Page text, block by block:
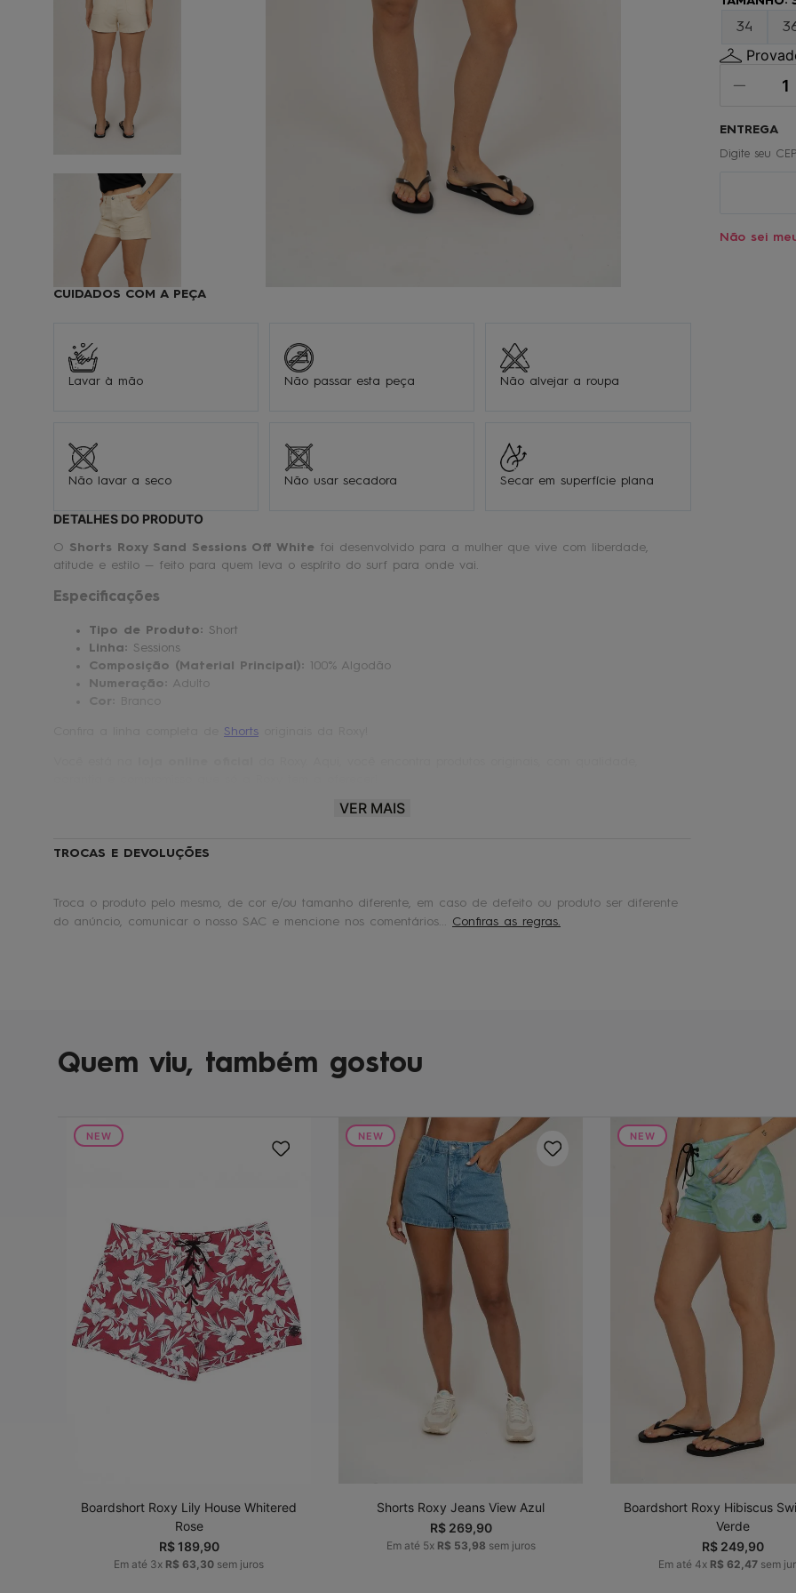
CUIDADOS COM A PEÇA
Lavar à mão Não passar esta peça Não alvejar a roupa
Não lavar a seco Não usar secadora Secar em superfície plana
DETALHES DO PRODUTO
O Shorts Roxy Sand Sessions Off White foi desenvolvido para a mulher que vive com liberdade,
atitude e estilo — feito para quem leva o espírito do surf para onde vai.
Especificações
Tipo de Produto: Short
Linha: Sessions
Composição (Material Principal): 100% Algodão
Numeração: Adulto
Cor:
Branco
Shorts
VER MAIS
TROCAS E DEVOLUÇÕES
Troca o produto pelo mesmo, de cor e/ou tamanho diferente, em caso de defeito ou produto ser diferente
do anúncio, comunicar o nosso SAC e mencione nos comentários... Confiras as regras.
34
Não sei
Quem viu, também gostou
NEW
Boardshort Roxy Lily House Whitered
Rose
R$189,90
Em até 3x R$ 63,30 sem juros
NEW
38 40
Shorts Roxy Jeans View Azul
R$ 269,90
Em até 5x R$ 53,98 sem juros
NEW
36 38
ADICIONAR AO
Boardshort Roxy Hibiscus
Verde
R$ 249,90
Em até 4x R$ 62,47sem
gorro